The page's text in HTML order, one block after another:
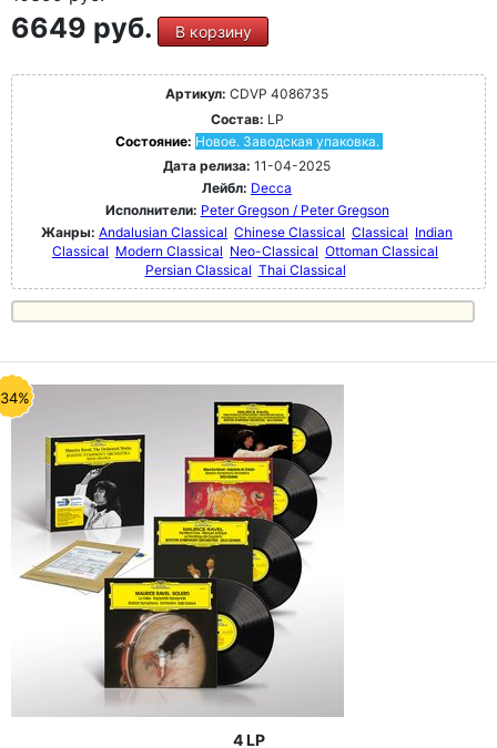
6649 руб. В корзину
Артикул: CDVP 4086735
Состав: LP
Состояние: Новое. Заводская упаковка.
Дата релиза: 11-04-2025
Лейбл: Decca
Исполнители: Peter Gregson / Peter Gregson
Жанры: Andalusian Classical Chinese Classical Classical Indian
Classical Modern Classical Neo-Classical Ottoman Classical
Persian Classical Thai Classical
4 LP